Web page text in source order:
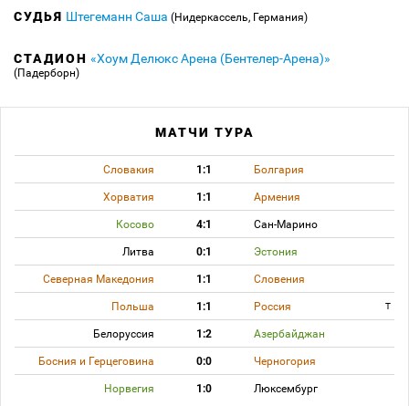
СУДЬЯ Штегеманн Саша (Нидеркассель, Германия)
СТАДИОН «Хоум Делюкс Арена (Бентелер-Арена)»
(Падерборн)
МАТЧИ ТУРА
Словакия 1:1 Болгария
Хорватия 1:1 Армения
Косово 4:1 Сан-Марино
Литва 0:1 Эстония
Северная Македония 1:1 Словения
Польша 1:1 Россия T
Белоруссия 1:2 Азербайджан
Босния и Герцеговина 0:0 Черногория
Норвегия 1:0 Люксембург